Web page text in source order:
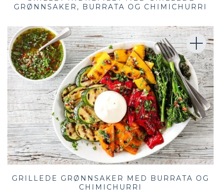
GRØNNSAKER, BURRATA OG CHIMICHURRI
GRILLEDE GRØNNSAKER MED BURRATA OG
CHIMICHURRI